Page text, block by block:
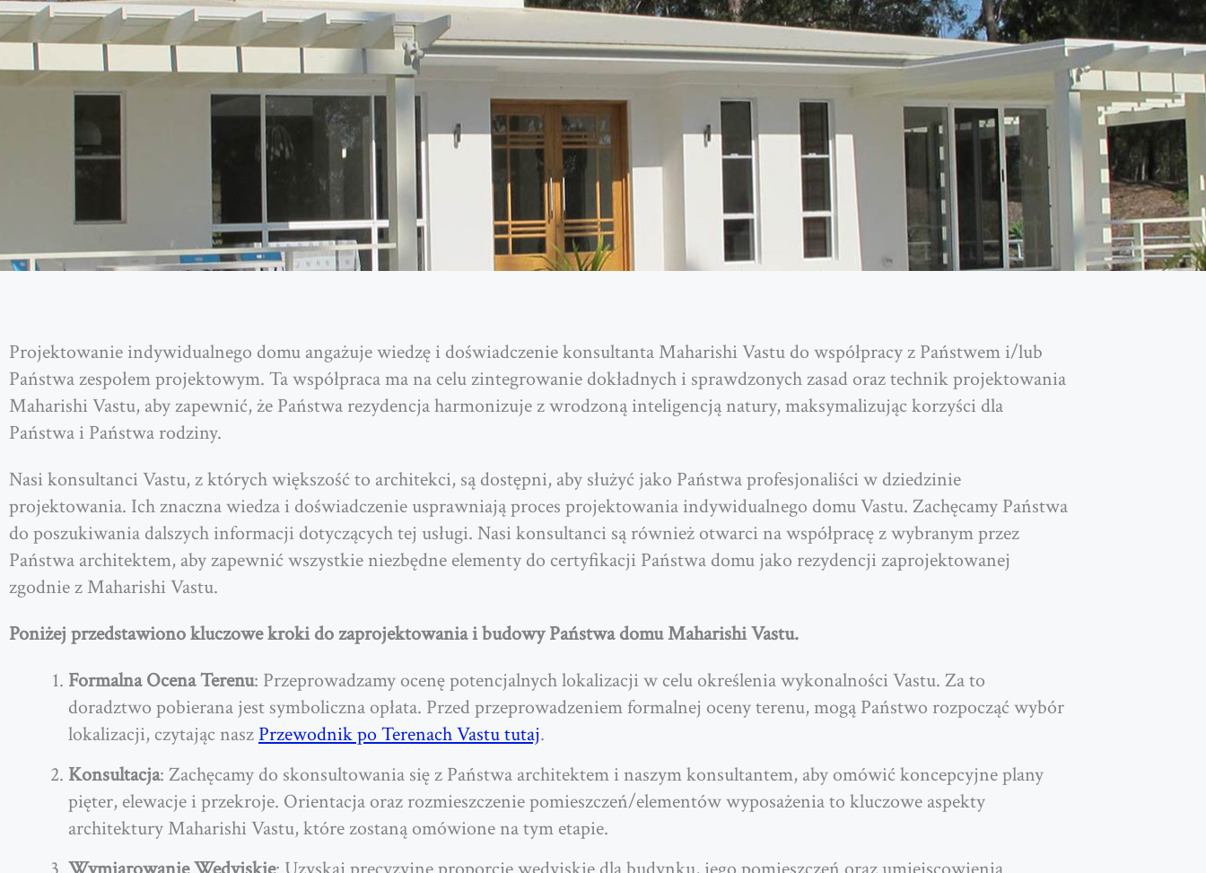
Projektowanie indywidualnego domu angażuje wiedzę i doświadczenie konsultanta Maharishi Vastu do współpracy z Państwem i/lub
Państwa zespołem projektowym. Ta współpraca ma na celu zintegrowanie dokładnych i sprawdzonych zasad oraz technik projektowania
Maharishi Vastu, aby zapewnić, że Państwa rezydencja harmonizuje z wrodzoną inteligencją natury, maksymalizując korzyści dla
Państwa i Państwa rodziny.
Nasi konsultanci Vastu, z których większość to architekci, są dostępni, aby służyć jako Państwa profesjonaliści w dziedzinie
projektowania. Ich znaczna wiedza i doświadczenie usprawniają proces projektowania indywidualnego domu Vastu. Zachęcamy Państwa
do poszukiwania dalszych informacji dotyczących tej usługi. Nasi konsultanci są również otwarci na współpracę z wybranym przez
Państwa architektem, aby zapewnić wszystkie niezbędne elementy do certyfikacji Państwa domu jako rezydencji zaprojektowanej
zgodnie z Maharishi Vastu.
Poniżej przedstawiono kluczowe kroki do zaprojektowania i budowy Państwa domu Maharishi Vastu.
Formalna Ocena Terenu: Przeprowadzamy ocenę potencjalnych lokalizacji w celu określenia wykonalności Vastu. Za to
doradztwo pobierana jest symboliczna opłata. Przed przeprowadzeniem formalnej oceny terenu, mogą Państwo rozpocząć wybór
lokalizacji, czytając nasz Przewodnik po Terenach Vastu tutaj.
Konsultacja: Zachęcamy do skonsultowania się z Państwa architektem i naszym konsultantem, aby omówić koncepcyjne plany
pięter, elewacje i przekroje. Orientacja oraz rozmieszczenie pomieszczeń/elementów wyposażenia to kluczowe aspekty
architektury Maharishi Vastu, które zostaną omówione na tym etapie.